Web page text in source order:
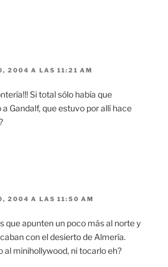
2004 A LAS 11:21 AM
Si total sólo había que
a Gandalf, que estuvo por allí hace
2004 A LAS 11:50 AM
que apunten un poco más al norte y
con el desierto de Almería.
al minihollywood, ni tocarlo eh?